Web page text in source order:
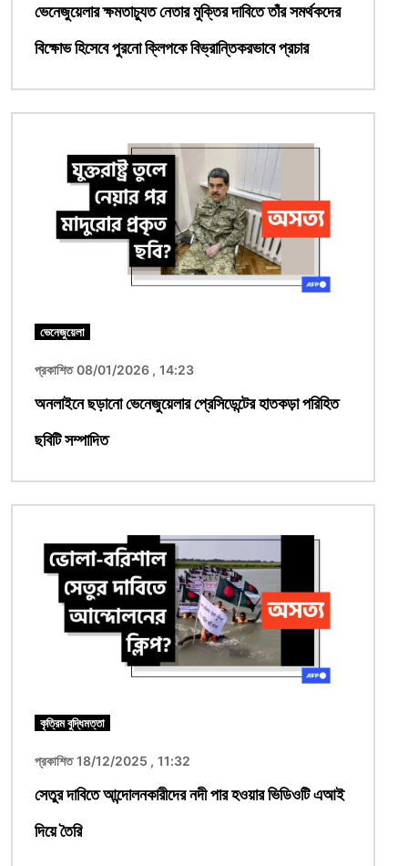
ভেনেজুয়েলার ক্ষমতাচ্যুত নেতার মুক্তির দাবিতে তাঁর সমর্থকদের
বিক্ষোভ হিসেবে পুরনো ক্লিপকে বিভ্রান্তিকরভাবে প্রচার
ভেনেজুয়েলা
প্রকাশিত 08/01/2026 , 14:23
অনলাইনে ছড়ানো ভেনেজুয়েলার প্রেসিডেন্টের হাতকড়া পরিহিত
ছবিটি সম্পাদিত
কৃত্রিম বুদ্ধিমত্তা
প্রকাশিত 18/12/2025 , 11:32
সেতুর দাবিতে আন্দোলনকারীদের নদী পার হওয়ার ভিডিওটি এআই
দিয়ে তৈরি